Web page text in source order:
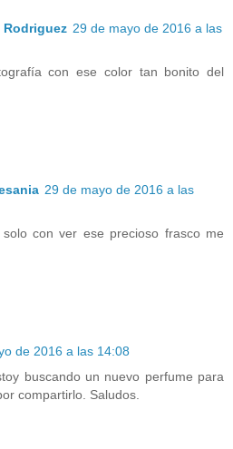
Rodriguez 29 de mayo de 2016 a las
con ese color tan bonito del
29 de mayo de 2016 a las
con ver ese precioso frasco me
de 2016 a las 14:08
buscando un nuevo perfume para
compartirlo. Saludos.